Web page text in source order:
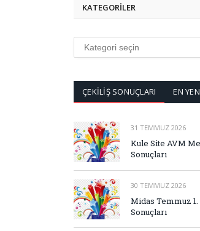
KATEGORİLER
KATEGORİLER
ÇEKİLİŞ SONUÇLARI EN
31 TEMMUZ 2026
Kule Site AVM
Sonuçları
30 TEMMUZ 2026
Midas Temmuz
Sonuçları